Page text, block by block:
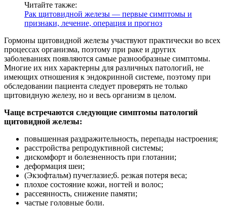
Читайте также:
Рак щитовидной железы — первые симптомы и
признаки, лечение, операция и прогноз
Гормоны щитовидной железы участвуют практически во всех
процессах организма, поэтому при раке и других
заболеваниях появляются самые разнообразные симптомы.
Многие их них характерны для различных патологий, не
имеющих отношения к эндокринной системе, поэтому при
обследовании пациента следует проверять не только
щитовидную железу, но и весь организм в целом.
Чаще встречаются следующие симптомы патологий
щитовидной железы:
повышенная раздражительность, перепады настроения;
расстройства репродуктивной системы;
дискомфорт и болезненность при глотании;
деформация шеи;
(Экзофтальм) пучеглазие;6. резкая потеря веса;
плохое состояние кожи, ногтей и волос;
рассеянность, снижение памяти;
частые головные боли.